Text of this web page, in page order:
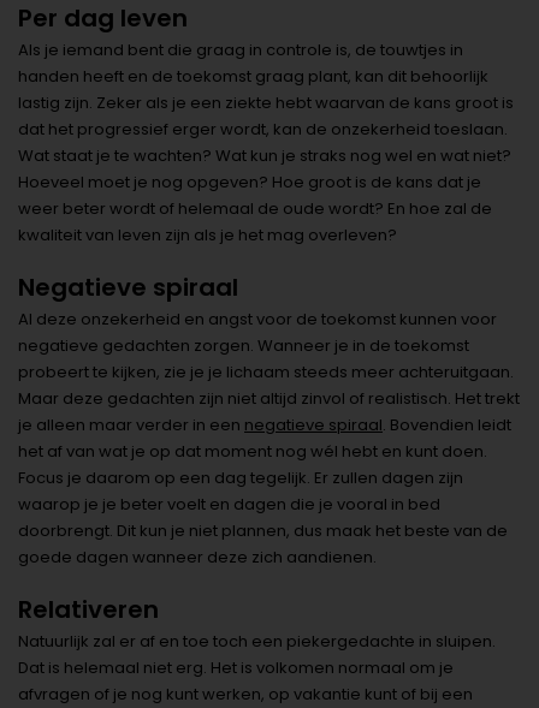
Per dag leven
Als je iemand bent die graag in controle is, de touwtjes in
handen heeft en de toekomst graag plant, kan dit behoorlijk
lastig zijn. Zeker als je een ziekte hebt waarvan de kans groot is
dat het progressief erger wordt, kan de onzekerheid toeslaan.
Wat staat je te wachten? Wat kun je straks nog wel en wat niet?
Hoeveel moet je nog opgeven? Hoe groot is de kans dat je
weer beter wordt of helemaal de oude wordt? En hoe zal de
kwaliteit van leven zijn als je het mag overleven?
Negatieve spiraal
Al deze onzekerheid en angst voor de toekomst kunnen voor
negatieve gedachten zorgen. Wanneer je in de toekomst
probeert te kijken, zie je je lichaam steeds meer achteruitgaan.
Maar deze gedachten zijn niet altijd zinvol of realistisch. Het trekt
je alleen maar verder in een negatieve spiraal. Bovendien leidt
het af van wat je op dat moment nog wél hebt en kunt doen.
Focus je daarom op een dag tegelijk. Er zullen dagen zijn
waarop je je beter voelt en dagen die je vooral in bed
doorbrengt. Dit kun je niet plannen, dus maak het beste van de
goede dagen wanneer deze zich aandienen.
Relativeren
Natuurlijk zal er af en toe toch een piekergedachte in sluipen.
Dat is helemaal niet erg. Het is volkomen normaal om je
afvragen of je nog kunt werken, op vakantie kunt of bij een